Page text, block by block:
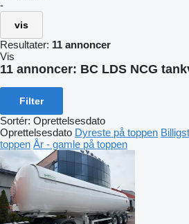
-
vis
Resultater: 11 annoncer
Vis
11 annoncer: BC LDS NCG
Filter
Sortér: Oprettelsesdato
Oprettelsesdato Dyreste på toppen
toppen År - gamle på toppen